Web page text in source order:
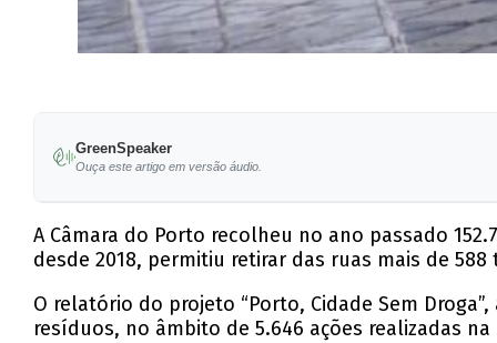
GreenSpeaker
Ouça este artigo em versão áudio.
A Câmara do Porto recolheu no ano passado
desde 2018, permitiu retirar das ruas mais de
O relatório do projeto “Porto, Cidade Sem
resíduos, no âmbito de 5.646 ações realizadas na